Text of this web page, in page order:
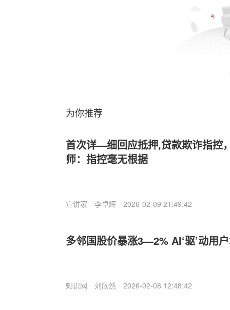
为你推荐
首次详—细回应抵押,贷款欺诈指控
师：指控毫无根据
宣讲家 李卓辉 2026-02-09 21:49:42
多邻国股价暴涨3—2% AI‘驱’动用
知识网 刘欣然 2026-02-08 12:48:42